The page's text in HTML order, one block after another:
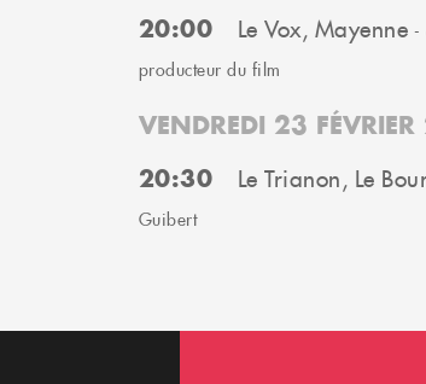
20:00 Le Vox, Mayenne -
producteur du film
VENDREDI 23
20:30 Le Trianon, Le
Guibert